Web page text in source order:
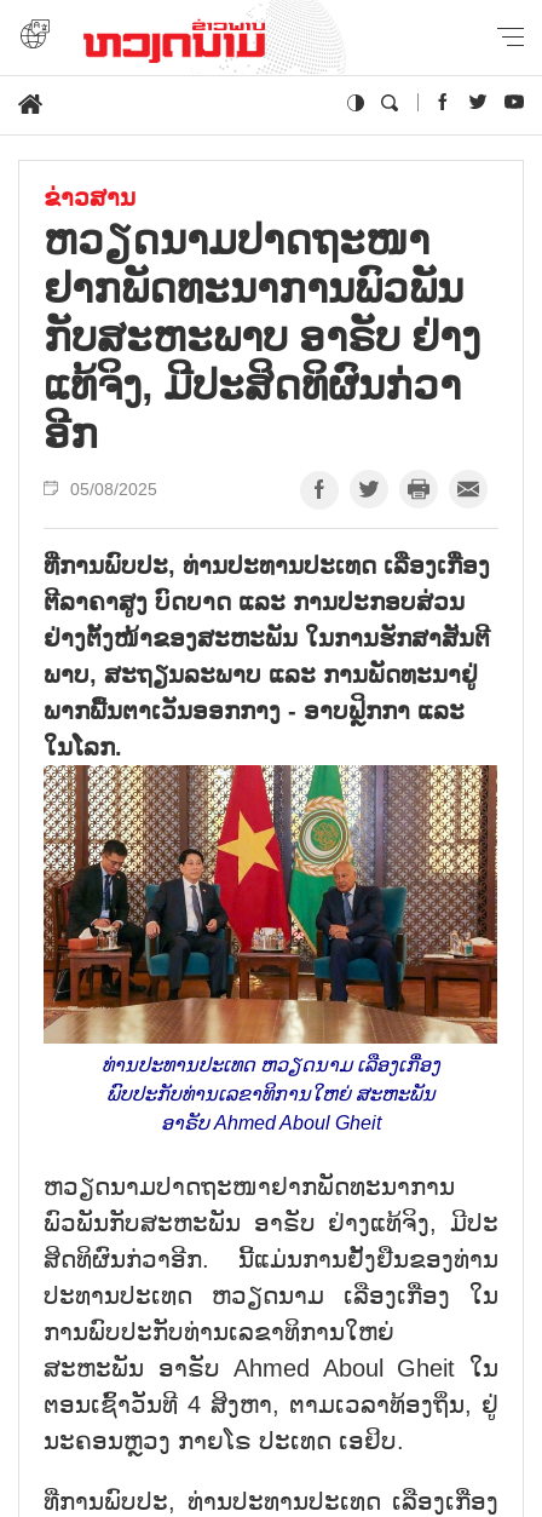
ຂ່າວສານ
ຫວຽດ​ນາມ​ປາດ​ຖະ​ໜາ​
ຢາກ​ພັດ​ທະ​ນາ​ການ​ພົວ​ພັນ​
ກັບ​ສະ​ຫະ​ພາບ ອາ​ຣັບ ຢ່າງ​
ແທ້​ຈິງ, ມີ​ປະ​ສິດ​ທິ​ຜົນ​ກ່​ວາ​
ອີກ
05/08/2025
ທີ່ການພົບປະ, ທ່ານປະທານປະເທດ ເລືອງເກື່ອງ
ຕີລາຄາສູງ ບົດບາດ ແລະ ການປະກອບສ່ວນ
ຢ່າງຕັ້ງໜ້າຂອງສະຫະພັນ ໃນການຮັກສາສັນຕີ
ພາບ, ສະຖຽນລະພາບ ແລະ ການພັດທະນາຢູ່
ພາກພື້ນຕາເວັນອອກກາງ - ອາບຟຼິກກາ ແລະ
ໃນໂລກ.
ທ່ານປະທານປະເທດ ຫວຽດນາມ ເລືອງເກື່ອງ
ພົບປະກັບທ່ານເລຂາທິການໃຫຍ່ ສະຫະພັນ
ອາຣັບ Ahmed Aboul Gheit
ຫວຽດນາມປາດຖະໜາຢາກພັດທະນາການ
ພົວພັນກັບສະຫະພັນ ອາຣັບ ຢ່າງແທ້ຈິງ, ມີປະ
ສິດທິຜົນກ່ວາອີກ. ນີ້ແມ່ນການຢັ້ງຢືນຂອງທ່ານ
ປະທານປະເທດ ຫວຽດນາມ ເລືອງເກື່ອງ ໃນ
ການພົບປະກັບທ່ານເລຂາທິການໃຫຍ່
ສະຫະພັນ ອາຣັບ Ahmed Aboul Gheit ໃນ
ຕອນເຊົ້າວັນທີ 4 ສິງຫາ, ຕາມເວລາທ້ອງຖ່ິນ, ຢູ່
ນະຄອນຫຼວງ ກາຍໂຣ ປະເທດ ເອຢິບ.
ທີ່ການພົບປະ, ທ່ານປະທານປະເທດ ເລືອງເກື່ອງ